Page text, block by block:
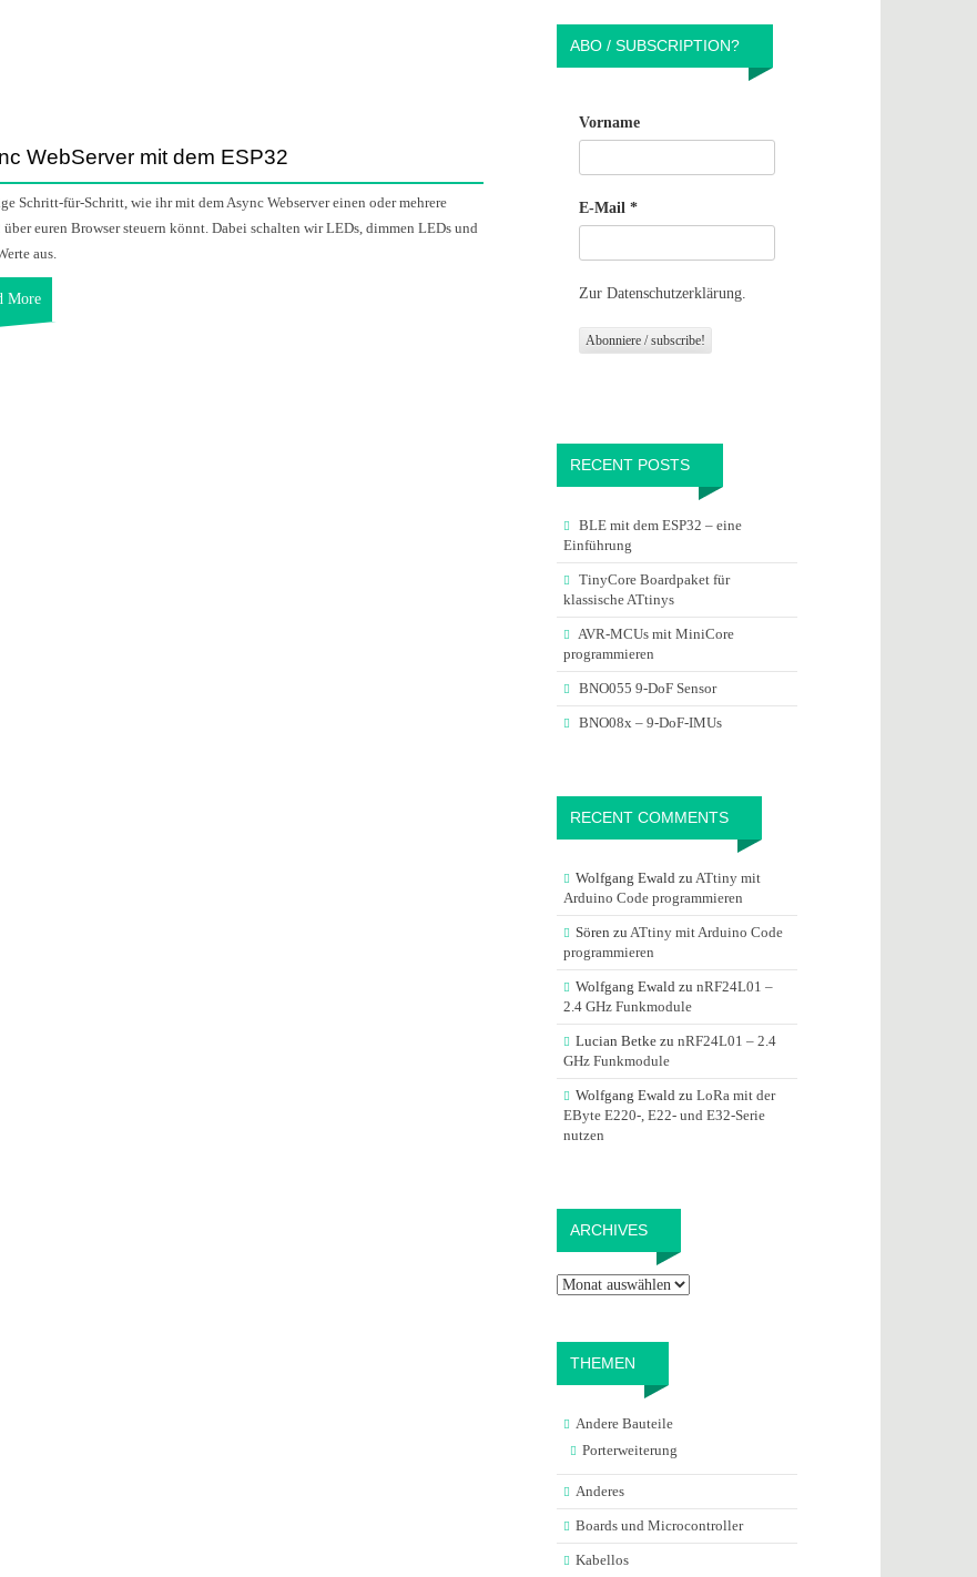
WebServer mit dem ESP32
Schritt-für-Schritt, wie ihr mit dem Async Webserver einen oder mehrere
über euren Browser steuern könnt. Dabei schalten wir LEDs, dimmen LEDs und
aus.
More
ABO / SUBSCRIPTION?
Vorname
E-Mail *
Zur Datenschutzerklärung.
RECENT POSTS
BLE mit dem ESP32 – eine
Einführung
TinyCore Boardpaket für
klassische ATtinys
AVR-MCUs mit MiniCore
programmieren
BNO055 9-DoF Sensor
BNO08x – 9-DoF-IMUs
RECENT COMMENTS
Wolfgang Ewaldzu ATtiny mit
Arduino Code programmieren
Sören zu ATtiny mit Arduino Code
programmieren
Wolfgang Ewaldzu nRF24L01 –
2.4 GHz Funkmodule
Lucian Betkezu nRF24L01 – 2.4
GHz Funkmodule
Wolfgang Ewaldzu LoRa mit der
EByte E220-, E22- und E32-Serie
nutzen
ARCHIVES
THEMEN
Andere Bauteile
Porterweiterung
Anderes
Boards und Microcontroller
Kabellos